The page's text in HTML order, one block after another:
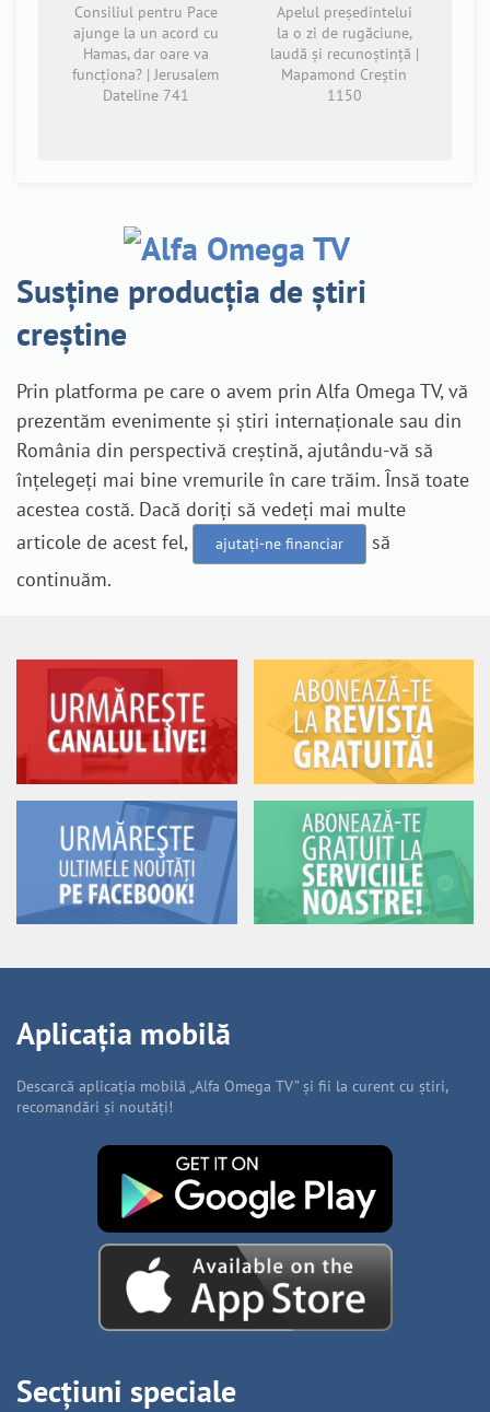
Consiliul pentru Pace
ajunge la un acord cu
Hamas, dar oare va
funcționa? | Jerusalem
Dateline 741
Apelul președintelui
la o zi de rugăciune,
laudă și recunoștință |
Mapamond Creștin
1150
Susține producția de știri
creștine
Prin platforma pe care o avem prin Alfa Omega TV, vă
prezentăm evenimente și știri internaționale sau din
România din perspectivă creștină, ajutându-vă să
înțelegeți mai bine vremurile în care trăim. Însă toate
acestea costă. Dacă doriți să vedeți mai multe
articole de acest fel,
ajutați-ne financiar
să
continuăm.
Aplicația mobilă
Descarcă aplicația mobilă „Alfa Omega TV” și fii la curent cu știri,
recomandări și noutăți!
Secțiuni speciale